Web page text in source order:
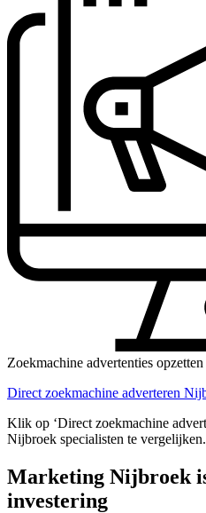
Zoekmachine advertenties
Direct zoekmachine adverteren
Klik op ‘Direct zoekmachine
Nijbroek specialisten te vergelijken.
Marketing Nijbroek
investering